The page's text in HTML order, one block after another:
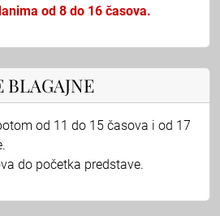
od 8 do 16 časova.
BLAGAJNE
od 11 do 15 časova i od 17
do početka predstave.